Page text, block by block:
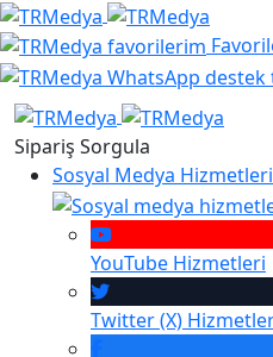
Sipariş Sorgula
Sosyal Medya Hizmetleri
YouTube Hizmetleri
Twitter (X)